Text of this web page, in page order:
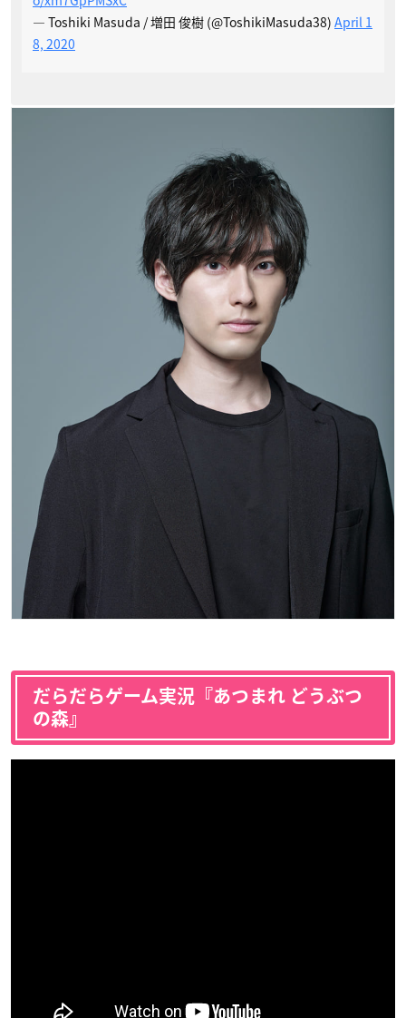
— Toshiki Masuda / 増田 俊樹 (@ToshikiMasuda38) April 1
8, 2020
だらだらゲーム実況『あつまれ どうぶつ
の森』